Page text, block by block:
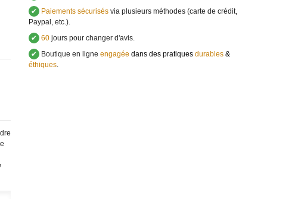
✔ Paiements sécurisésvia plusieurs méthodes (carte de crédit,
Paypal, etc.).
✔ 60jours pour changer d'avis.
✔ Boutique en ligne engagée dans des pratiques durables&
éthiques.